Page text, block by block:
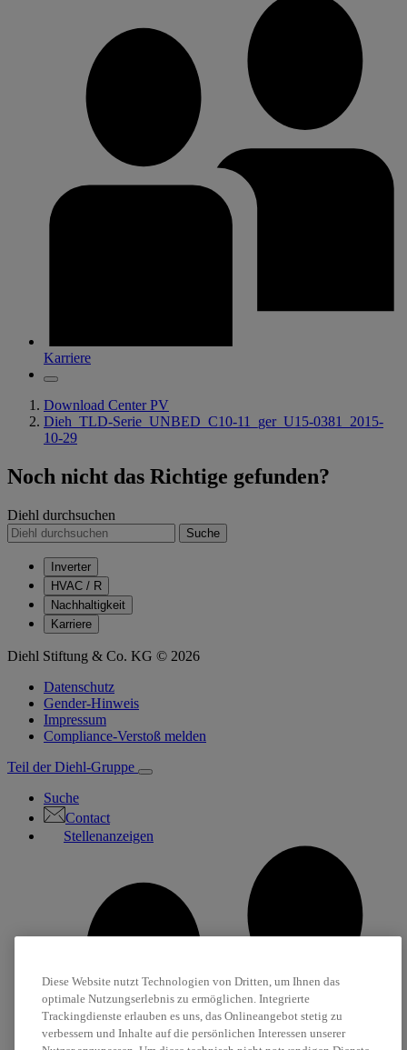
Karriere
Download Center PV
Dieh_TLD-Serie_UNBED_C10-11_ger_U15-0381_2015-
10-29
Noch nicht das Richtige gefunden?
Diehl durchsuchen
Suche
Inverter
HVAC / R
Nachhaltigkeit
Karriere
Diehl Stiftung & Co. KG © 2026
Datenschutz
Gender-Hinweis
Impressum
Compliance-Verstoß melden
Teil der Diehl-Gruppe
Suche
Contact
Stellenanzeigen
Diese Website nutzt Technologien von Dritten, um Ihnen das
optimale Nutzungserlebnis zu ermöglichen. Integrierte
Trackingdienste erlauben es uns, das Onlineangebot stetig zu
verbessern und Inhalte auf die persönlichen Interessen unserer